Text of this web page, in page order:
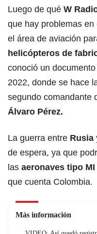
Luego de qué W
que hay problemas en
el área de aviación
helicópteros de
conoció un
2022, donde se hace
segundo comandante
Álvaro Pérez.
La guerra entre Rusia
de espera, ya que
las aeronaves tipo
que cuenta Colombia.
Más información